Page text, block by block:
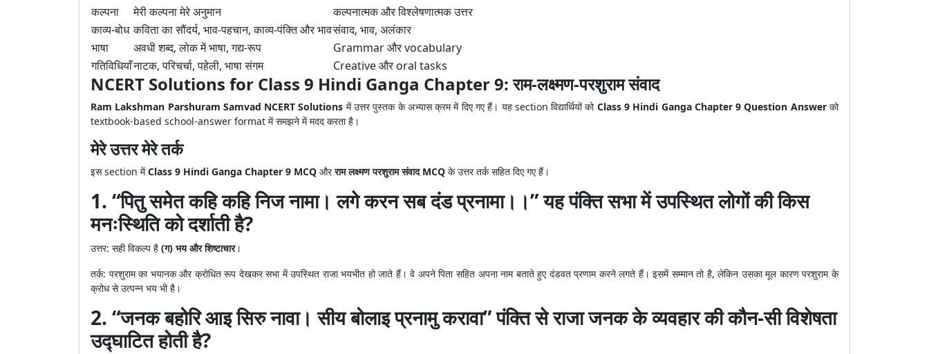
कल्पना
मेरी कल्पना मेरे अनुमान
कल्पनात्मक और विश्लेषणात्मक उत्तर
काव्य-बोध कविता का सौंदर्य, भाव-पहचान, काव्य-पंक्ति और भावसंवाद, भाव, अलंकार
भाषा
अवधी शब्द, लोक में भाषा, गद्य-रूप
Grammar और vocabulary
गतिविधियाँनाटक, परिचर्चा, पहेली, भाषा संगम Creative और oral tasks
NCERT Solutions for Class 9 Hindi Ganga Chapter 9: राम-लक्ष्मण-परशुराम संवाद
Ram Lakshman Parshuram Samvad NCERT Solutions में उत्तर पुस्तक के अभ्यास क्रम में दिए गए हैं। यह section विद्यार्थियों को Class 9 Hindi Ganga Chapter 9 Question Answerको
textbook-based school-answer format में समझने में मदद करता है।
मेरे उत्तर मेरे तर्क
इस section मेंClass 9 Hindi Ganga Chapter 9 MCQ औरराम लक्ष्मण परशुराम संवाद MCQ के उत्तर तर्क सहित दिए गए हैं।
1. “पितु समेत कहि कहि निज नामा। लगे करन सब दंड प्रनामा।।” यह पंक्ति सभा में उपस्थित लोगों की किस
मनःस्थिति को दर्शाती है?
उत्तर: सही विकल्प है (ग) भय और शिष्टाचार।
तर्क: परशुराम का भयानक और क्रोधित रूप देखकर सभा में उपस्थित राजा भयभीत हो जाते हैं। वे अपने पिता सहित अपना नाम बताते हुए दंडवत प्रणाम करने लगते हैं। इसमें सम्मान तो है, लेकिन उसका मूल कारण परशुराम के
क्रोध से उत्पन्न भय भी है।
2. “जनक बहोरि आइ सिरु नावा। सीय बोलाइ प्रनामु करावा” पंक्ति से राजा जनक के व्यवहार की कौन-सी विशेषता
उद्घाटित होती है?